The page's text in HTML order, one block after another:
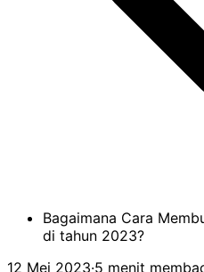
Bagaimana Cara
di tahun 2023?
12 Mei 2023·5 menit